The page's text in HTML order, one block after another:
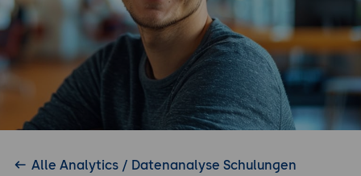
Alle Analytics / Datenanalyse Schulungen